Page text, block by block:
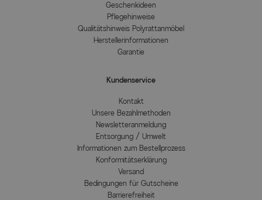
Geschenkideen
Pflegehinweise
Qualitätshinweis Polyrattanmöbel
Herstellerinformationen
Garantie
Kundenservice
Kontakt
Unsere Bezahlmethoden
Newsletteranmeldung
Entsorgung / Umwelt
Informationen zum Bestellprozess
Konformitätserklärung
Versand
Bedingungen für Gutscheine
Barrierefreiheit